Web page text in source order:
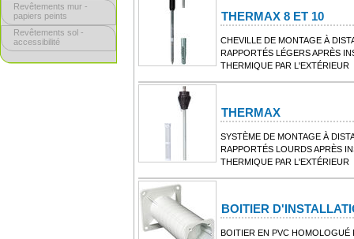
Revêtements mur -
papiers peints
Revêtements sol -
accessibilité
THERMAX 8 ET 10
CHEVILLE DE MONTAGE À
RAPPORTÉS LÉGERS APRÈS
THERMIQUE PAR L'EXTÉRIEUR
THERMAX
SYSTÈME DE MONTAGE À
RAPPORTÉS LOURDS APRÈS
THERMIQUE PAR L'EXTÉRIEUR
BOITIER
BOITIER EN PVC HOMOLOGUÉ